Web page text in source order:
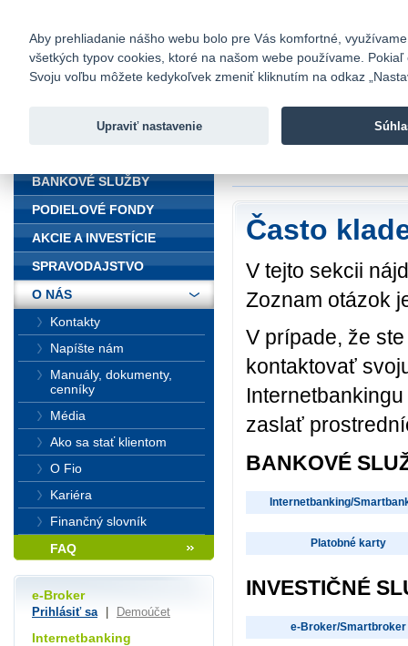
Fio banka
Fio banka
Často
V tejto sekcii
Zoznam otázok
V prípade, že
kontaktovať
zaslať
BANKOVÉ
Internetbanking/
Platobné karty
INVESTIČNÉ
e-Broker/Smartbroker
BANKOVÉ SLUŽBY
PODIELOVÉ FONDY
AKCIE A INVESTÍCIE
SPRAVODAJSTVO
O NÁS
Kontakty
Napíšte nám
Manuály, dokumenty,
cenníky
Média
Ako sa stať klientom
O Fio
Kariéra
Finančný slovník
FAQ
e-Broker
Prihlásiť sa Demoúčet
Internetbanking
Aby prehliadanie nášho webu bolo pre Vás komfortné,
všetkých typov cookies, ktoré na našom webe používame.
Svoju voľbu môžete kedykoľvek zmeniť kliknutím na odkaz
Upraviť nastavenie